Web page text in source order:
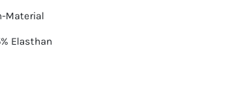
Material
Elasthan